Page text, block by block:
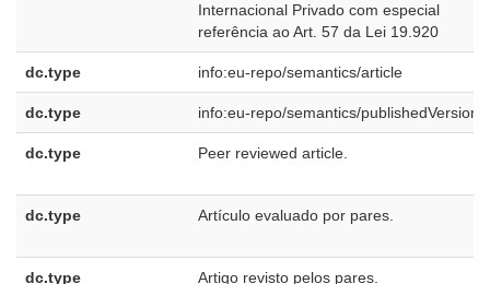
Internacional Privado com especial
referência ao Art. 57 da Lei 19.920
dc.type info:eu-repo/semantics/article
dc.type info:eu-repo/semantics/publishedVersion
dc.type Peer reviewed article.
dc.type Artículo evaluado por pares.
dc.type Artigo revisto pelos pares.